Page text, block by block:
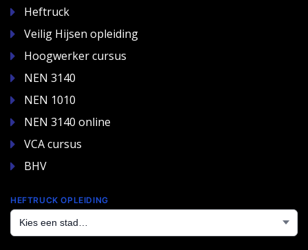
Heftruck
Veilig Hijsen opleiding
Hoogwerker cursus
NEN 3140
NEN 1010
NEN 3140 online
VCA cursus
BHV
HEFTRUCK OPLEIDING